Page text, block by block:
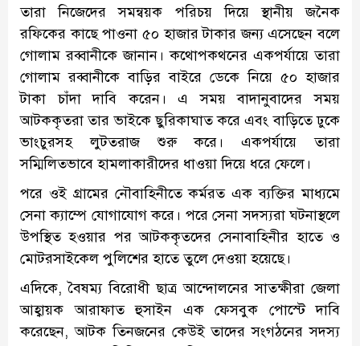
তারা নিজেদের সমন্বয়ক পরিচয় দিয়ে স্থানীয় জনৈক
রফিকের কাছে পাওনা ৫০ হাজার টাকার জন্য এসেছেন বলে
গোলাম রব্বানীকে জানান। কথোপকথনের একপর্যায়ে তারা
গোলাম রব্বানীকে বাড়ির বাইরে ডেকে নিয়ে ৫০ হাজার
টাকা চাঁদা দাবি করেন। এ সময় বাদানুবাদের সময়
আটককৃতরা তার ভাইকে ছুরিকাঘাত করে এবং বাড়িতে ঢুকে
ভাংচুরসহ লুটতরাজ শুরু করে। একপর্যায়ে তারা
সম্মিলিতভাবে হামলাকারীদের ধাওয়া দিয়ে ধরে ফেলে।
পরে ওই গ্রামের নৌবাহিনীতে কর্মরত এক ব্যক্তির মাধ্যমে
সেনা ক্যাম্পে যোগাযোগ করে। পরে সেনা সদস্যরা ঘটনাস্থলে
উপস্থিত হওয়ার পর আটককৃতদের সেনাবাহিনীর হাতে ও
মোটরসাইকেল পুলিশের হাতে তুলে দেওয়া হয়েছে।
এদিকে, বৈষম্য বিরোধী ছাত্র আন্দোলনের সাতক্ষীরা জেলা
আহ্বায়ক আরাফাত হুসাইন এক ফেসবুক পোস্টে দাবি
করেছেন, আটক তিনজনের কেউই তাদের সংগঠনের সদস্য